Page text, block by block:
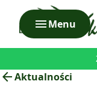
menuMenu
arrow_backAktualności